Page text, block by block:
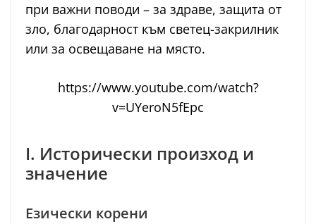
при важни поводи – за здраве, защита от
зло, благодарност към светец-закрилник
или за освещаване на място.
https://www.youtube.com/watch?
v=UYeroN5fEpc
I. Исторически произход и
значение
Езически корени